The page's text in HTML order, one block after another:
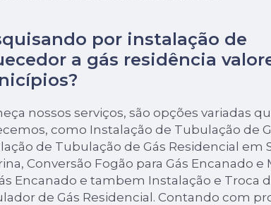
por instalação de
a gás residência
nossos serviços, são opções variadas
como Instalação de Tubulação de
de Tubulação de Gás Residencial em
Conversão Fogão para Gás Encanado e
Encanado e tambem Instalação e Troca
de Gás Residencial. Contando com